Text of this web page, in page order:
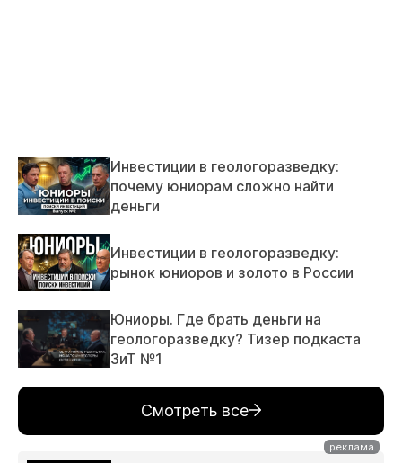
Инвестиции в геологоразведку:
почему юниорам сложно найти
деньги
Инвестиции в геологоразведку:
рынок юниоров и золото в России
Юниоры. Где брать деньги на
геологоразведку? Тизер подкаста
ЗиТ №1
Смотреть все